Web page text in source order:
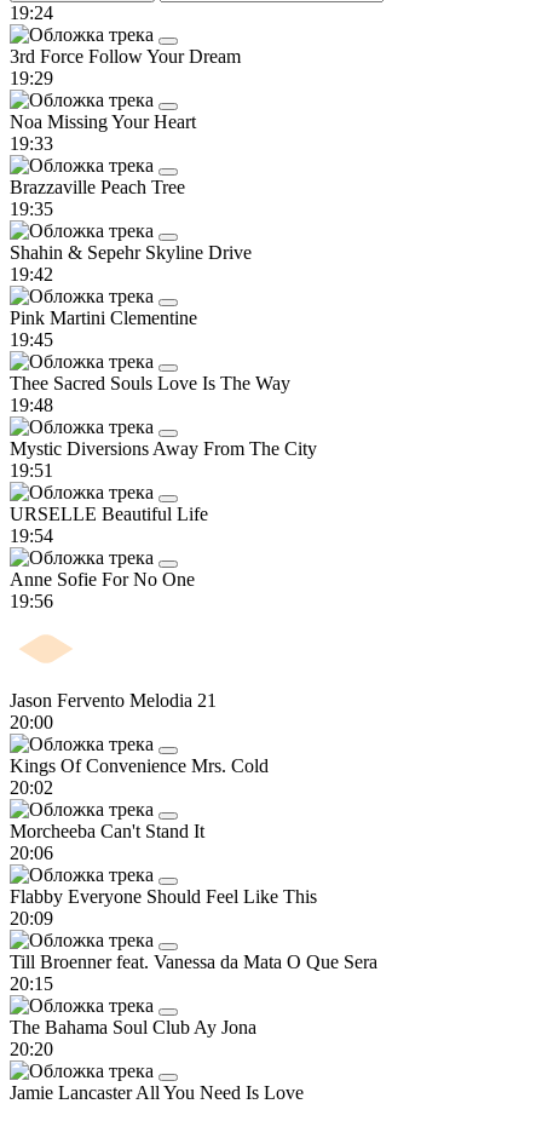
19:24
3rd Force Follow Your Dream
19:29
Noa Missing Your Heart
19:33
Brazzaville Peach Tree
19:35
Shahin & Sepehr Skyline Drive
19:42
Pink Martini Clementine
19:45
Thee Sacred Souls Love Is The Way
19:48
Mystic Diversions Away From The City
19:51
URSELLE Beautiful Life
19:54
Anne Sofie For No One
19:56
Jason Fervento Melodia 21
20:00
Kings Of Convenience Mrs. Cold
20:02
Morcheeba Can't Stand It
20:06
Flabby Everyone Should Feel Like This
20:09
Till Broenner feat. Vanessa da Mata O Que Sera
20:15
The Bahama Soul Club Ay Jona
20:20
Jamie LancasterAll You Need Is Love